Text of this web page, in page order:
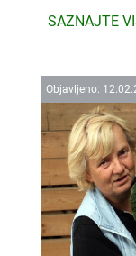
SAZNAJTE
Objavljeno: 12.02.